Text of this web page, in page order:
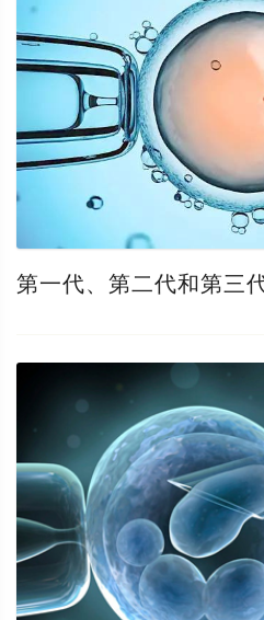
第一代、第二代和第三